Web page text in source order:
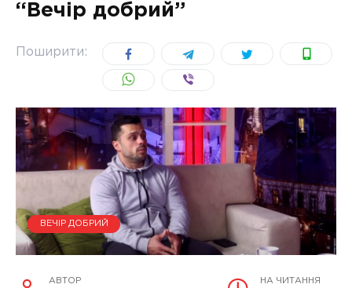
УКРАЇНА
“Вечір добрий”
Поширити:
ВЕЧІР ДОБРИЙ
АВТОР НА ЧИТАННЯ